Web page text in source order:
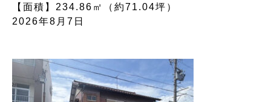
【面積】234.86㎡（約71.04坪）
2026年8月7日